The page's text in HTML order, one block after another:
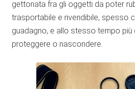
gettonata fra gli oggetti da poter
trasportabile e rivendibile, spesso
guadagno, e allo stesso tempo più
proteggere o nascondere.